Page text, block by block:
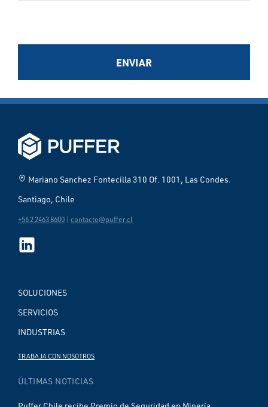
ENVIAR
home_pin Mariano Sanchez Fontecilla 310 Of. 1001, Las Condes.
Santiago, Chile
+56 2 2463 8600 | contacto@puffer.cl
SOLUCIONES
SERVICIOS
INDUSTRIAS
TRABAJA CON NOSOTROS
ÚLTIMAS NOTICIAS